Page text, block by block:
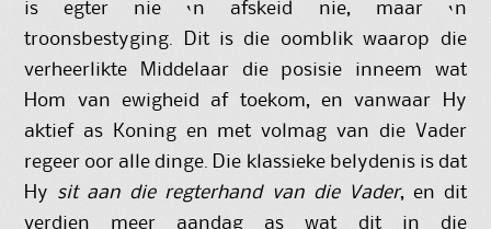
is egter nie ‘n afskeid nie, maar ‘n
troonsbestyging. Dit is die oomblik waarop die
verheerlikte Middelaar die posisie inneem wat
Hom van ewigheid af toekom, en vanwaar Hy
aktief as Koning en met volmag van die Vader
regeer oor alle dinge. Die klassieke belydenis is dat
Hy sit aan die regterhand van die Vader, en dit
verdien meer aandag as wat dit in die